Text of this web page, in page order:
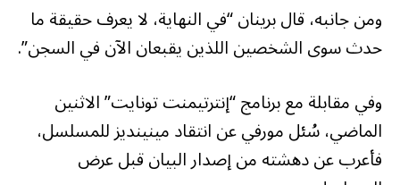
ومن جانبه، قال برينان “في النهاية، لا يعرف حقيقة ما
حدث سوى الشخصين اللذين يقبعان الآن في السجن”.
وفي مقابلة مع برنامج “إنترتيمنت تونايت” الاثنين
الماضي، سُئل مورفي عن انتقاد مينينديز للمسلسل،
فأعرب عن دهشته من إصدار البيان قبل عرض